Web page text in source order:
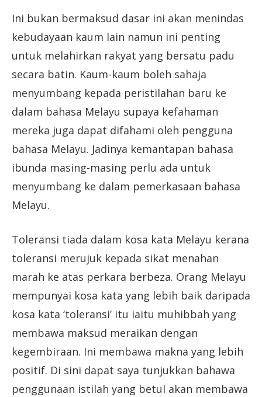
Ini bukan bermaksud dasar ini akan menindas
kebudayaan kaum lain namun ini penting
untuk melahirkan rakyat yang bersatu padu
secara batin. Kaum-kaum boleh sahaja
menyumbang kepada peristilahan baru ke
dalam bahasa Melayu supaya kefahaman
mereka juga dapat difahami oleh pengguna
bahasa Melayu. Jadinya kemantapan bahasa
ibunda masing-masing perlu ada untuk
menyumbang ke dalam pemerkasaan bahasa
Melayu.
Toleransi tiada dalam kosa kata Melayu kerana
toleransi merujuk kepada sikat menahan
marah ke atas perkara berbeza. Orang Melayu
mempunyai kosa kata yang lebih baik daripada
kosa kata ‘toleransi’ itu iaitu muhibbah yang
membawa maksud meraikan dengan
kegembiraan. Ini membawa makna yang lebih
positif. Di sini dapat saya tunjukkan bahawa
penggunaan istilah yang betul akan membawa